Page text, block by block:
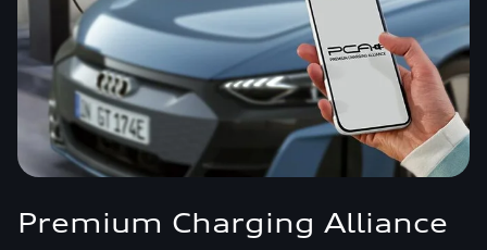
Premium Charging Alliance